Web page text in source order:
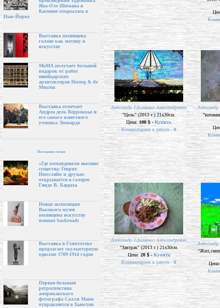
Яна-Оле Шимана в
Касмине открылась в
Нью-Йорке
Выставка посвящена
голове как мотиву в
искусстве
МоМА получает большой
подарок от работ
швейцарских
архитекторов Herzog & de
Meuron
Выставка отмечает
Андреа дель Верроккьо и
его самого известного
ученика Леонардо
Последние статьи
«Где командовали высшие
существа: Генрих
Нюссляйн и друзья»
открывается в галерее
Гвидо В. Баудаха
Новая экспозиция
Высокого музея
посвящена искусству
южных backroads
Выставка в Глиптотеке
предлагает скульптурную
одиссею 1789-1914 годов
Первая большая
ретроспектива
американского
фотографа Салли Манн
отправляется в Хьюстон
Александр Ефименко Александрович
"Цель" (2013 г.) 21х30см.
Цена:100 $ -Купить
Комментариев к работе -0
Александр Ефименко Александрович
"Завтрак" (2013 г.) 21х30см.
Цена:20 $ - Купить
Комментариев к работе - 0